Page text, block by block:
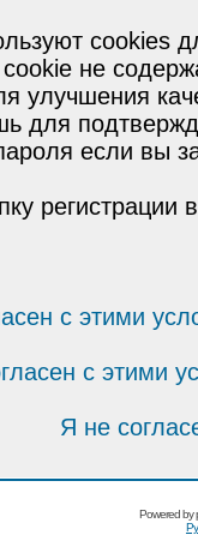
cookies
не
улучшения
для
если вы
регистрации
с этими
с этими
Я не
Powered by